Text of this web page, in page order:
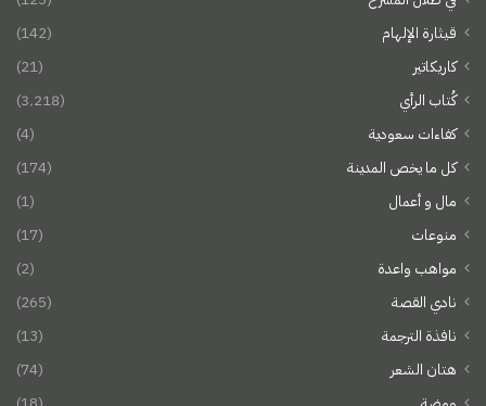
قيثارة الإلهام
(142)
كاريكاتير
(21)
كُتاب الرأي
(3٬218)
كفاءات سعودية
(4)
كل ما يخص المدينة
(174)
مال و أعمال
(1)
منوعات
(17)
مواهب واعدة
(2)
نادي القصة
(265)
نافذة الترجمة
(13)
هتان الشعر
(74)